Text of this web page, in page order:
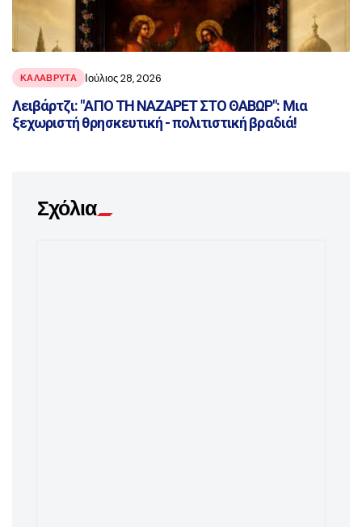
ΚΑΛΑΒΡΥΤΑ Ιούλιος 28, 2026
Λειβάρτζι: "ΑΠΟ ΤΗ ΝΑΖΑΡΕΤ ΣΤΟ ΘΑΒΩΡ": Μια
ξεχωριστή θρησκευτική - πολιτιστική βραδιά!
Σχόλια